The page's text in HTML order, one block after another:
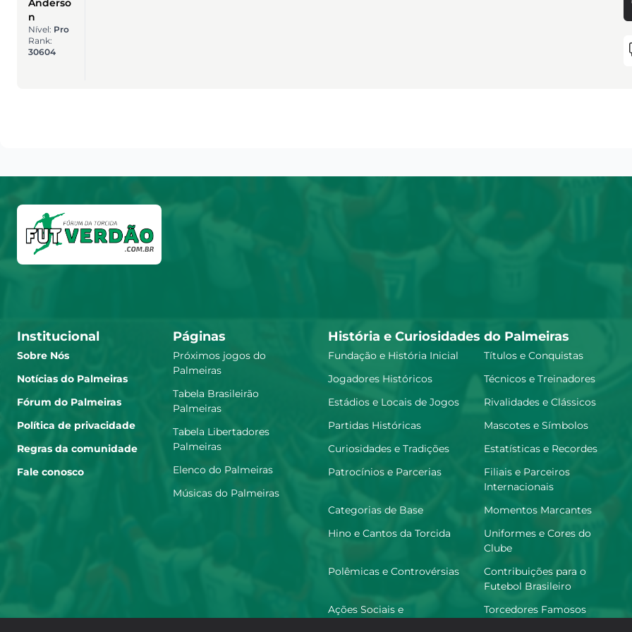
Anderso
n
Nível: Pro
Rank:
30604
Institucional
Sobre Nós
Notícias do Palmeiras
Fórum do Palmeiras
Política de privacidade
Regras da comunidade
Fale conosco
Páginas
Próximos jogos do
Palmeiras
Tabela Brasileirão
Palmeiras
Tabela Libertadores
Palmeiras
Elenco do Palmeiras
Músicas do Palmeiras
História e Curiosidades do Palmeiras
Fundação e História Inicial
Títulos e Conquistas
Jogadores Históricos
Técnicos e Treinadores
Estádios e Locais de Jogos
Rivalidades e Clássicos
Partidas Históricas
Mascotes e Símbolos
Curiosidades e Tradições
Estatísticas e Recordes
Patrocínios e Parcerias
Filiais e Parceiros
Internacionais
Categorias de Base
Momentos Marcantes
Hino e Cantos da Torcida
Uniformes e Cores do
Clube
Polêmicas e Controvérsias
Contribuições para o
Futebol Brasileiro
Ações Sociais e
Torcedores Famosos